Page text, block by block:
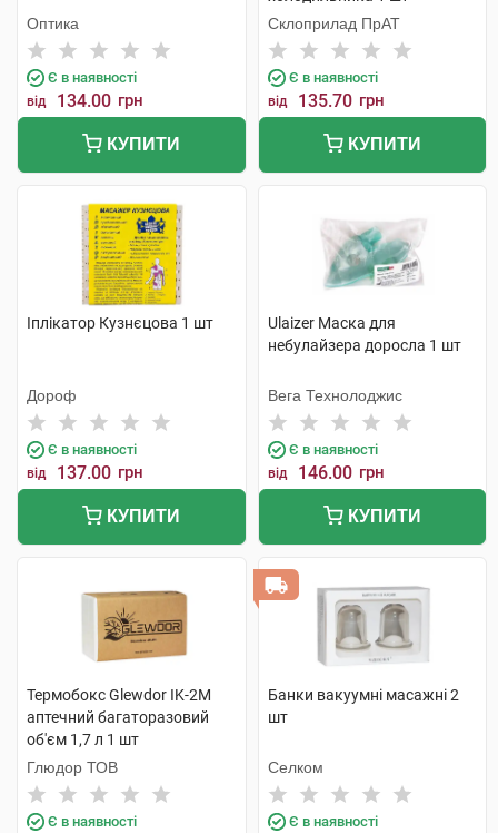
Оптика
Є в наявності
від 134.00 грн
КУПИТИ
Склоприлад ПрАТ
Є в наявності
від 135.70 грн
КУПИТИ
Іплікатор Кузнєцова 1 шт
Дороф
Є в наявності
від 137.00 грн
КУПИТИ
Ulaizer Маска для
небулайзера доросла 1 шт
Вега Технолоджис
Є в наявності
від 146.00 грн
КУПИТИ
Термобокс Glewdor IK-2M
аптечний багаторазовий
об'єм 1,7 л 1 шт
Глюдор ТОВ
Є в наявності
Банки вакуумні масажні 2
шт
Селком
Є в наявності